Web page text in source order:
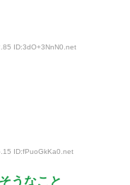
ID:3dO+3NnN0 .net
ID:fPuoGkKa0 .net
うなこと